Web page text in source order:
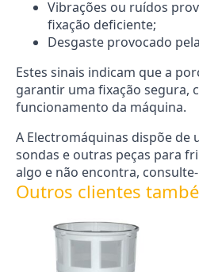
Vibrações ou ruídos
fixação deficiente;
Desgaste provocado
Estes sinais indicam que a
garantir uma fixação segura,
funcionamento da máquina.
A Electromáquinas dispõe de
sondas e outras peças para
algo e não encontra,
Outros clientes